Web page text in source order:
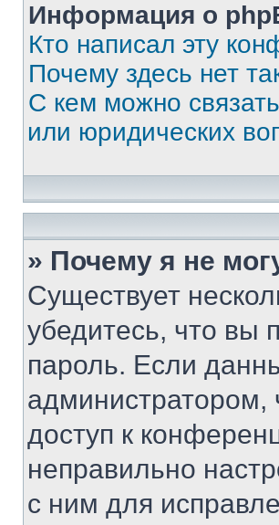
Информация о
Кто написал эту
Почему здесь нет
С кем можно
или юридических
» Почему я не
Существует
убедитесь, что вы
пароль. Если
администратором,
доступ к
неправильно
с ним для